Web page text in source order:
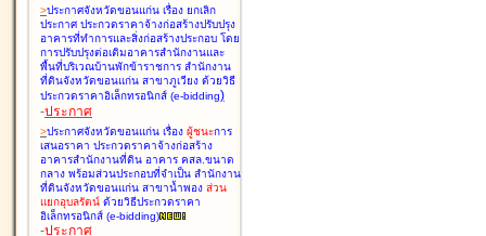
>ประกาศจังหวัดขอนแก่น เรื่อง ยกเลิก
ประกาศ ประกวดราคาจ้างก่อสร้างปรับปรุง
อาคารที่ทำการและสิ่งก่อสร้างประกอบ โดย
การปรับปรุงต่อเติมอาคารสำนักงานและ
พื้นที่บริเวณบ้านพักข้าราชการ สำนักงาน
ที่ดินจังหวัดขอนแก่น สาขาภูเวียง ด้วยวิธี
ประกวดราคาอิเล็กทรอนิกส์ (e-bidding)
-ประกาศ
>ประกาศจังหวัดขอนแก่น เรื่อง ผู้ชนะการ
เสนอราคา ประกวดราคาจ้างก่อสร้าง
อาคารสำนักงานที่ดิน อาคาร คสล.ขนาด
กลาง พร้อมส่วนประกอบที่จำเป็น สำนักงาน
ที่ดินจังหวัดขอนแก่น สาขาน้ำพอง ส่วน
แยกอุบลรัตน์ ด้วยวิธีประกวดราคา
อิเล็กทรอนิกส์ (e-bidding)
-ประกาศ